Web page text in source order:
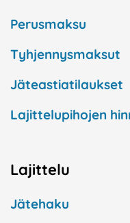
Perusmaksu
Tyhjennysmaksut
Jäteastiatilaukset
Lajittelupihojen
Lajittelu
Jätehaku